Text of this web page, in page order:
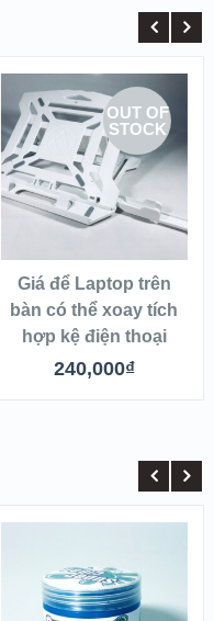
5/5 - (4 votes)
OUT OF
STOCK
XEM NHANH
XEM CHI TIẾT
Giá để Laptop trên
bàn có thể xoay tích
hợp kệ điện thoại
240,000₫
XEM NHANH